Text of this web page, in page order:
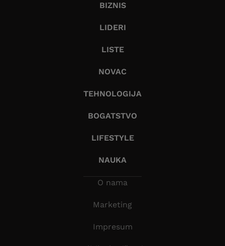
BIZNIS
LIDERI
LISTE
NOVAC
TEHNOLOGIJA
BOGATSTVO
LIFESTYLE
NAUKA
O nama
Marketing
Impresum